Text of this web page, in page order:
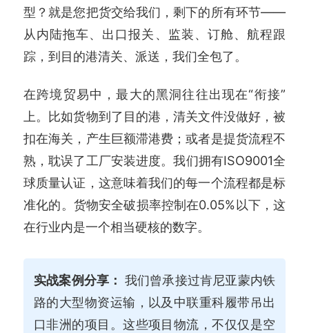
型？就是您把货交给我们，剩下的所有环节——
从内陆拖车、出口报关、监装、订舱、航程跟
踪，到目的港清关、派送，我们全包了。
在跨境贸易中，最大的黑洞往往出现在“衔接”
上。比如货物到了目的港，清关文件没做好，被
扣在海关，产生巨额滞港费；或者是提货流程不
熟，耽误了工厂安装进度。我们拥有ISO9001全
球质量认证，这意味着我们的每一个流程都是标
准化的。货物安全破损率控制在0.05%以下，这
在行业内是一个相当硬核的数字。
实战案例分享： 我们曾承接过肯尼亚蒙内铁
路的大型物资运输，以及中联重科履带吊出
口非洲的项目。这些项目物流，不仅仅是空